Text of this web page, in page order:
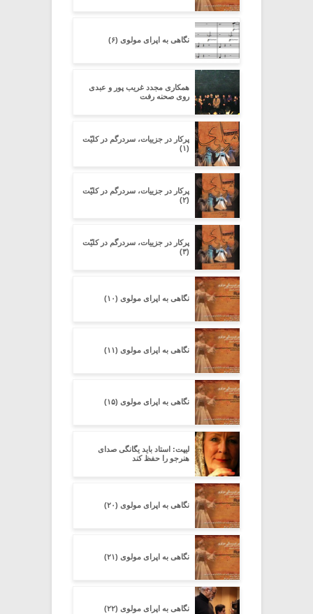
نگاهی به اپرای مولوی (۶)
همکاری مجدد غریب پور و عبدی
روی صحنه رفت
پرکار در جزییات، سردرگم در کلیّت
(۱)
پرکار در جزییات، سردرگم در کلیّت
(۲)
پرکار در جزییات، سردرگم در کلیّت
(۳)
نگاهی به اپرای مولوی (۱۰)
نگاهی به اپرای مولوی (۱۱)
نگاهی به اپرای مولوی (۱۵)
لیپت: استاد باید یگانگی صدای
هنرجو را حفظ کند
نگاهی به اپرای مولوی (۲۰)
نگاهی به اپرای مولوی (۲۱)
نگاهی به اپرای مولوی (۲۲)